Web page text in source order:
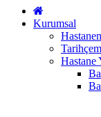
Kurumsal
Hastane